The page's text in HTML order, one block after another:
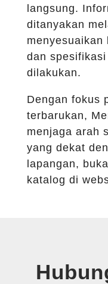
langsung.
ditanyakan
menyesuaikan
dan
dilakukan.
Dengan fokus
terbarukan,
menjaga arah
yang dekat
lapangan,
katalog di